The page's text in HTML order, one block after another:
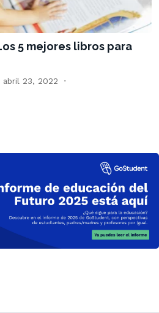
5 mejores libros para
abril 23, 2022